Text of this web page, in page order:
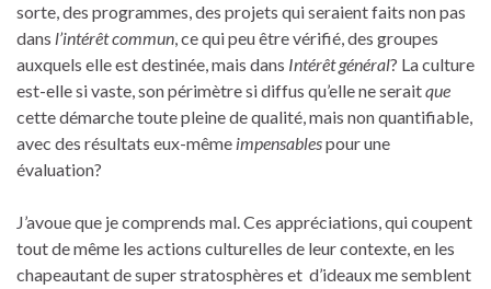
sorte, des programmes, des projets qui seraient faits non pas
dans l’intérêt commun, ce qui peu être vérifié, des groupes
auxquels elle est destinée, mais dans Intérêt général? La culture
est-elle si vaste, son périmètre si diffus qu’elle ne seraitque
cette démarche toute pleine de qualité, mais non quantifiable,
avec des résultats eux-même impensablespour une
évaluation?
J’avoue que je comprends mal. Ces appréciations, qui coupent
tout de même les actions culturelles de leur contexte, en les
chapeautant de super stratosphères et d’ideaux me semblent